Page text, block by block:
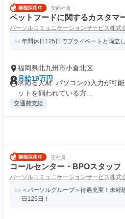
契約社員
ペットフードに関するカスタマ
パーソルコミュニケーションサービス株式
年間休日125日でプライベートと両立
福岡県北九州市小倉北区
月給19万円
求める人材: パソコンの入力が可
ットを飼われている方...
交通費支給
正社員
コールセンター・BPOスタッフ
パーソルコミュニケーションサービス株式
＜パーソルグループ＞待遇充実！未経
日125日！